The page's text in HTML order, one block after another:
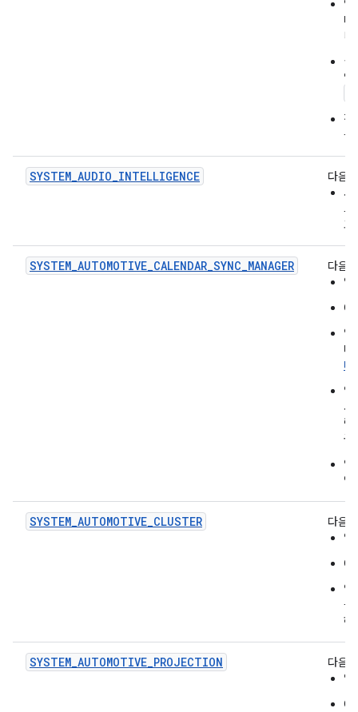
다
니
권
앱
직
을
SYSTEM_AUDIO_INTELLIGENCE
다음
사
트
고
SYSTEM_AUTOMOTIVE_CALENDAR_SYNC_MANAGER
다음
앱
더
더
앱
사
린
공
앱
연
SYSTEM_AUTOMOTIVE_CLUSTER
다음
앱
을
해
SYSTEM_AUTOMOTIVE_PROJECTION
다음